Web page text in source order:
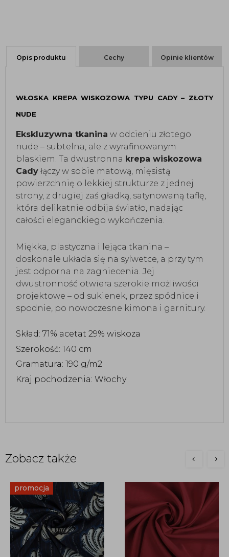
Opis produktu Cechy Opinie klientów
WŁOSKA KREPA WISKOZOWA TYPU CADY – ZŁOTY
NUDE
Ekskluzywna tkanina w odcieniu złotego
nude – subtelna, ale z wyrafinowanym
blaskiem. Ta dwustronna krepa wiskozowa
Cady łączy w sobie matową, mięsistą
powierzchnię o lekkiej strukturze z jednej
strony, z drugiej zaś gładką, satynowaną taflę,
która delikatnie odbija światło, nadając
całości eleganckiego wykończenia.
Miękka, plastyczna i lejąca tkanina –
doskonale układa się na sylwetce, a przy tym
jest odporna na zagniecenia. Jej
dwustronność otwiera szerokie możliwości
projektowe – od sukienek, przez spódnice i
spodnie, po nowoczesne kimona i garnitury.
Skład: 71% acetat 29% wiskoza
Szerokość: 140 cm
Gramatura: 190 g/m2
Kraj pochodzenia: Włochy
Zobacz także
promocja